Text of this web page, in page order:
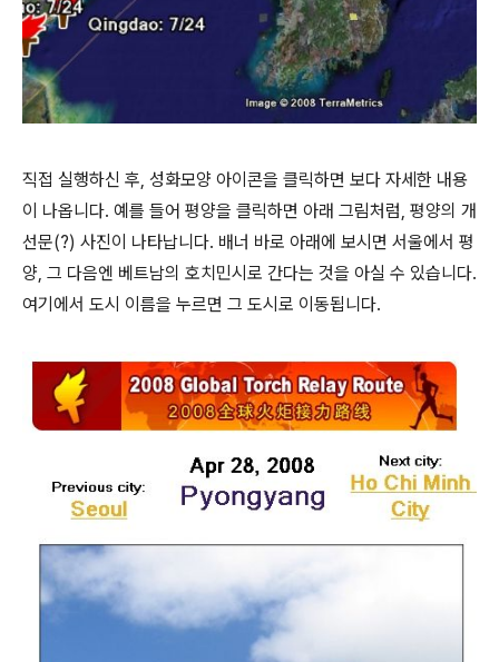
직접 실행하신 후, 성화모양 아이콘을 클릭하면 보다 자세한 내용
이 나옵니다. 예를 들어 평양을 클릭하면 아래 그림처럼, 평양의 개
선문(?) 사진이 나타납니다. 배너 바로 아래에 보시면 서울에서 평
양, 그 다음엔 베트남의 호치민시로 간다는 것을 아실 수 있습니다.
여기에서 도시 이름을 누르면 그 도시로 이동됩니다.